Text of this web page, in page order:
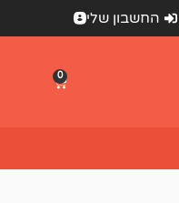
החשבון שלי
0